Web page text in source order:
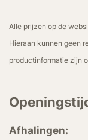
Alle prijzen op de
Hieraan kunnen geen
productinformatie zijn
Afhalingen: